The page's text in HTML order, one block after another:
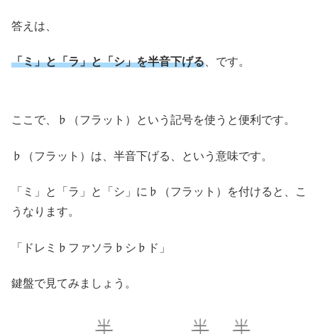
答えは、
「ミ」と「ラ」と「シ」を半音下げる 、です。
ここで、♭（フラット）という記号を使うと便利です。
♭（フラット）は、半音下げる、という意味です。
「ミ」と「ラ」と「シ」に♭（フラット）を付けると、こ
うなります。
「ドレミ♭ファソラ♭シ♭ド」
鍵盤で見てみましょう。